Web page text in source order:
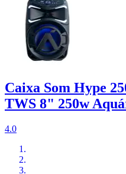
Caixa Som Hype
TWS 8" 250w
4.0